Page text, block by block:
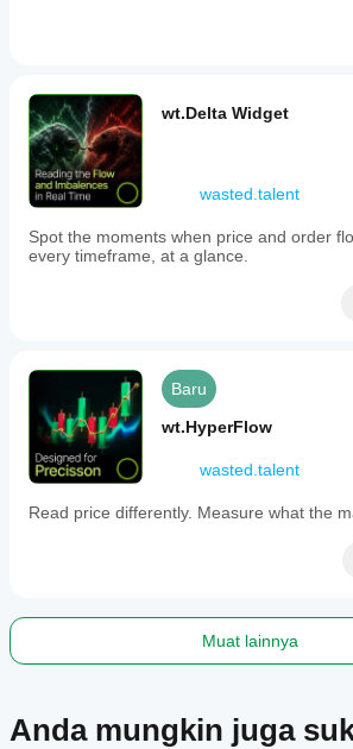
Profil indikatorwt.Delta Widget
wasted.talent
Spot the moments when price and order
every timeframe, at a glance.
Baru
wt.HyperFlow
wasted.talent
Read price differently. Measure what the
Muat lainnya
Anda mungkin juga